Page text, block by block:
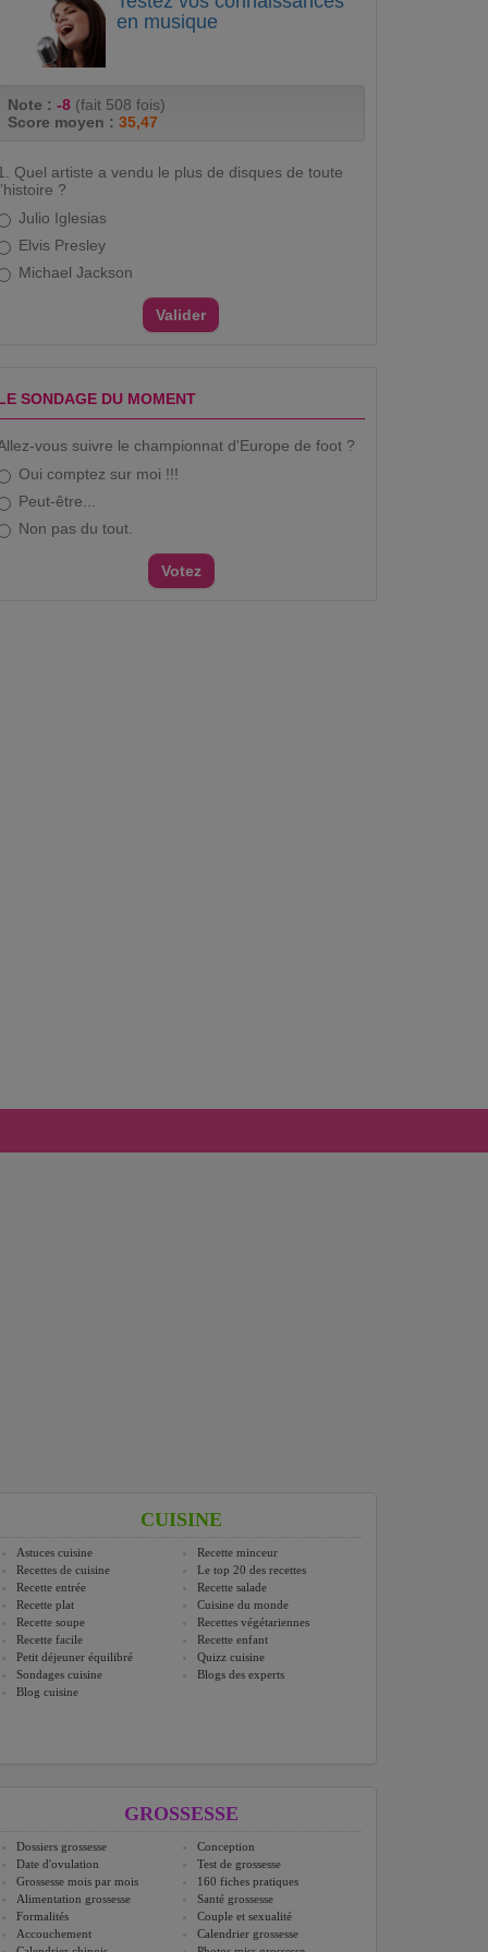
en musique
Note : -8 (fait 508 fois)
Score moyen : 35,47
Quel artiste a vendu le plus de disques de toute
?
Julio Iglesias
Elvis Presley
Michael Jackson
SONDAGE DU MOMENT
vous suivre le championnat d'Europe de foot ?
Oui comptez sur moi !!!
Peut-être...
Non pas du tout.
CUISINE
Astuces cuisine
Recette minceur
Recettes de cuisine
Le top 20 des recettes
Recette entrée
Recette salade
Recette plat
Cuisine du monde
Recette soupe
Recettes végétariennes
Recette facile
Recette enfant
Petit déjeuner équilibré
Quizz cuisine
Sondages cuisine
Blogs des experts
Blog cuisine
GROSSESSE
Dossiers grossesse
Conception
Date d'ovulation
Test de grossesse
Grossesse mois par mois
160 fiches pratiques
Alimentation grossesse
Santé grossesse
Formalités
Couple et sexualité
Accouchement
Calendrier grossesse